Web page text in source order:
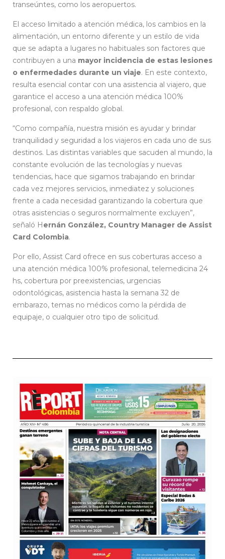
transeúntes, como los aeropuertos.
El acceso limitado a atención médica, los cambios en la
alimentación, un entorno diferente y un estilo de vida
que se adapta a lugares no habituales son factores que
contribuyen a una mayor incidencia de estas lesiones
o enfermedades durante un viaje. En este contexto,
resulta esencial contar con una asistencia al viajero, que
garantice el acceso a una atención médica 100%
profesional, con respaldo global.
“Como compañía, nuestra misión es ayudar y brindar
tranquilidad y seguridad a los viajeros en cada uno de sus
destinos. Las distintas variables que sacuden al mundo, la
constante evolución de las tecnologías y nuevas
tendencias, hace que sigamos trabajando en brindar
cada vez mejores servicios, inmediatez y soluciones
frente a cada necesidad garantizando la cobertura que
otras asistencias o seguros normalmente excluyen”,
señaló Hernán González, Country Manager de Assist
Card Colombia.
Por ello, Assist Card ofrece en sus coberturas acceso a
una atención médica 100% profesional, telemedicina 24
hs, cobertura por preexistencias, urgencias
odontológicas, asistencia hasta la semana 32 de
embarazo, temas no médicos como la pérdida de
equipaje, o cualquier otro tipo de solicitud.